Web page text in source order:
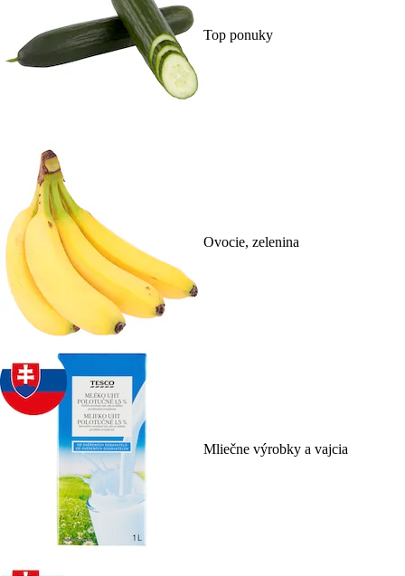
Top ponuky
Ovocie, zelenina
Mliečne výrobky a vajcia